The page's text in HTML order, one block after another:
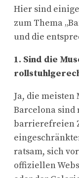
Hier sind
zum Thema
und die
1. Sind die
Ja, die
Barcelona
barrierefreien
ratsam, sich
offiziellen